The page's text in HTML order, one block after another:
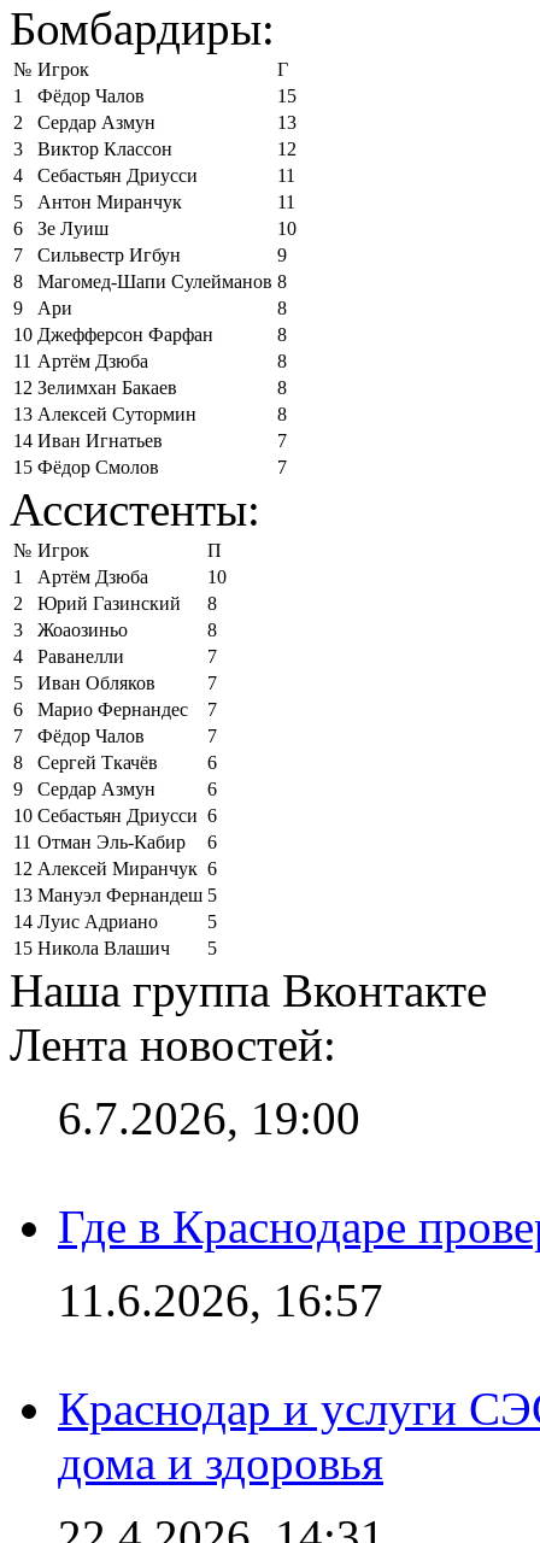
Бомбардиры:
№ Игрок
Г
1
Фёдор Чалов
15
2
Сердар Азмун
13
3
Виктор Классон
12
4
Себастьян Дриусси
11
5
Антон Миранчук
11
6
Зе Луиш
10
7
Сильвестр Игбун
9
8
Магомед-Шапи Сулейманов 8
9
Ари
8
10 Джефферсон Фарфан
8
11 Артём Дзюба
8
12 Зелимхан Бакаев
8
13 Алексей Сутормин
8
14 Иван Игнатьев
7
15 Фёдор Смолов 7
Ассистенты:
№ Игрок
П
1
Артём Дзюба
10
2
Юрий Газинский
8
3
Жоаозиньо
8
4
Раванелли
7
5
Иван Обляков
7
6
Марио Фернандес
7
7
Фёдор Чалов
7
8
Сергей Ткачёв
6
9
Сердар Азмун
6
10 Себастьян Дриусси 6
11 Отман Эль-Кабир
6
12 Алексей Миранчук 6
13 Мануэл Фернандеш 5
14 Луис Адриано
5
15 Никола Влашич 5
Наша группа Вконтакте
Лента новостей:
6.7.2026, 19:00
Где в Краснодаре
11.6.2026, 16:57
Краснодар и услуги
дома и здоровья